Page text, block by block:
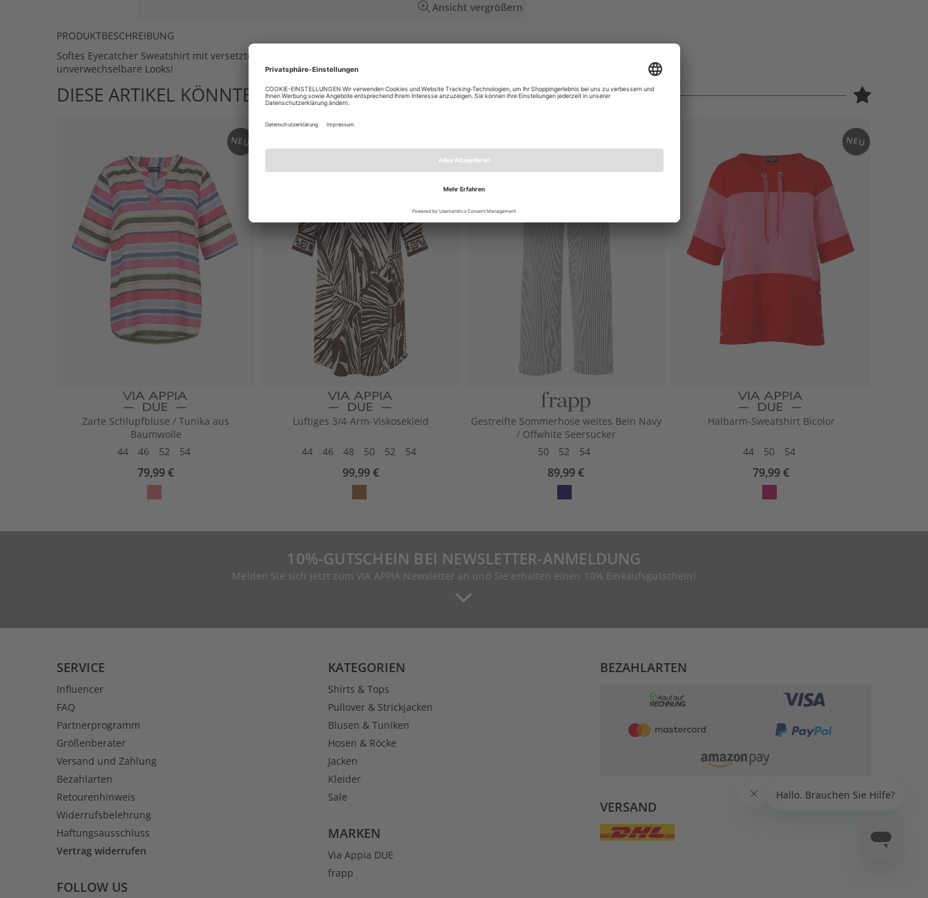
Ansicht vergrößern
PRODUKTBESCHREIBUNG
Softes Eyecatcher Sweatshirt mit versetztem Saum in Uni. Kombistark und zeitlos schön für
unverwechselbare Looks!
DIESE ARTIKEL KÖNNTEN IHNEN AUCH GEFALLEN
NEU
Zarte Schlupfbluse / Tunika aus
Baumwolle
44
46 52 54
79,99 €
Luftiges 3/4-Arm-Viskosekleid
44 46 48 50 52 54
99,99 €
Gestreifte Sommerhose weites Bein Navy
/ Offwhite Seersucker
50
52 54
89,99 €
NEU
Halbarm-Sweatshirt Bicolor
44 50 54
79,99 €
10%-GUTSCHEIN BEI NEWSLETTER-ANMELDUNG
Melden Sie sich jetzt zum VIA APPIA Newsletter an und Sie erhalten einen 10% Einkaufsgutschein!
SERVICE
Influencer
FAQ
Partnerprogramm
Größenberater
Versand und Zahlung
Bezahlarten
Retourenhinweis
Widerrufsbelehrung
Haftungsausschluss
Vertrag widerrufen
FOLLOW US
KATEGORIEN
Shirts & Tops
Pullover & Strickjacken
Blusen & Tuniken
Hosen & Röcke
Jacken
Kleider
Sale
MARKEN
Via Appia DUE
frapp
BEZAHLARTEN
VERSAND